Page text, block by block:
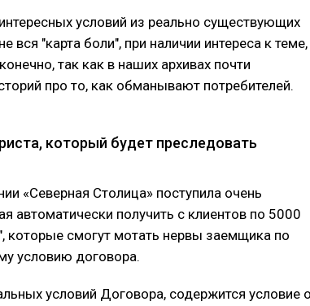
условий из реально существующих
вся "карта боли", при наличии интереса к теме,
так как в наших архивах почти
про то, как обманывают потребителей.
который будет преследовать
«Северная Столица» поступила очень
автоматически получить с клиентов по 5000
которые смогут мотать нервы заемщика по
условию договора.
условий Договора, содержится условие